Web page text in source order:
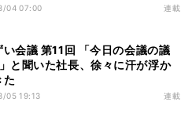
04 07:00 連載
い会議 第11回 「今日の会議の議
と聞いた社長、徐々に汗が浮か
た
05 19:13 連載